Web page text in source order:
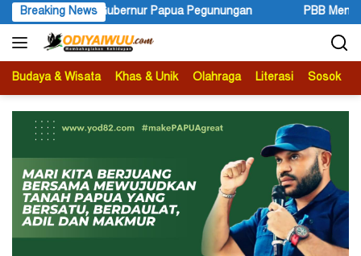
Langsung
ke
konten
Breaking News
Pegunungan PBB Mengakui Kedaulatan Negara Maluku
Budaya & Wisata Khas & Unik Olahraga Literasi Sosok